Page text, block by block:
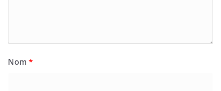
Nom *